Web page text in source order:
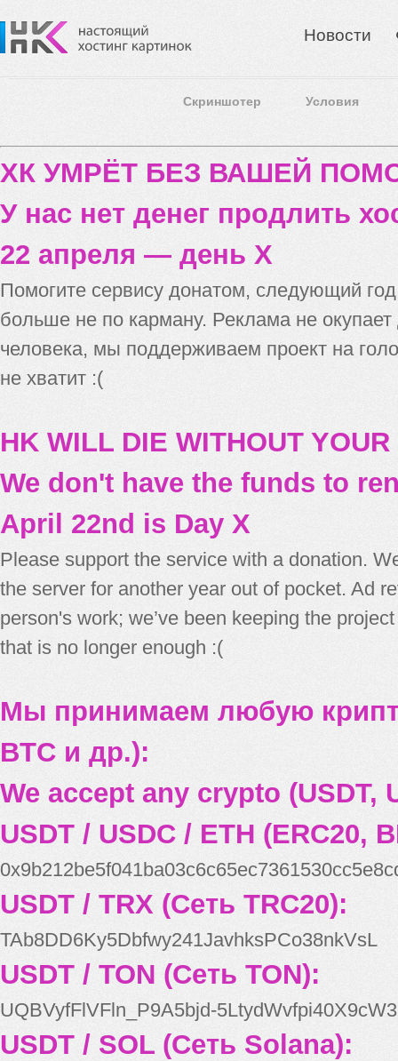
Новости
Скриншотер Условия
ХК УМРЁТ БЕЗ ВАШЕЙ
У нас нет денег продлить
22 апреля — день X
Помогите сервису донатом, следующий
больше не по карману. Реклама не
человека, мы поддерживаем проект на
не хватит :(
HK WILL DIE WITHOUT
We don't have the funds to
April 22nd is Day X
Please support the service with a donation.
the server for another year out of pocket. Ad
person's work; we’ve been keeping the
that is no longer enough :(
Мы принимаем любую
BTC и др.):
We accept any crypto (USDT,
USDT / USDC / ETH (ERC20,
USDT / TRX (Сеть TRC20):
TAb8DD6Ky5Dbfwy241JavhksPCo38nkVsL
USDT / TON (Сеть TON):
UQBVyfFlVFln_P9A5bjd-
USDT / SOL (Сеть Solana):